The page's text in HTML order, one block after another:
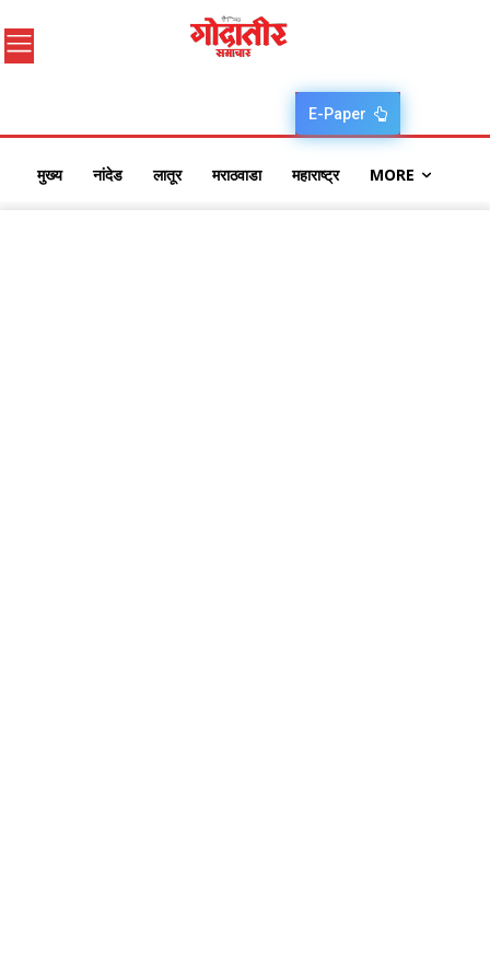
E-Paper
मुख्य नांदेड लातूर मराठवाडा महाराष्ट्र MORE